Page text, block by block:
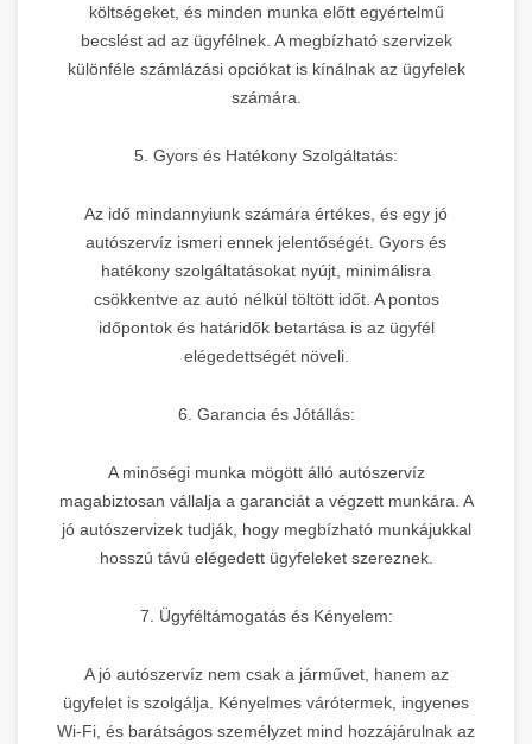
költségeket, és minden munka előtt egyértelmű
becslést ad az ügyfélnek. A megbízható szervizek
különféle számlázási opciókat is kínálnak az ügyfelek
számára.
5. Gyors és Hatékony Szolgáltatás:
Az idő mindannyiunk számára értékes, és egy jó
autószervíz ismeri ennek jelentőségét. Gyors és
hatékony szolgáltatásokat nyújt, minimálisra
csökkentve az autó nélkül töltött időt. A pontos
időpontok és határidők betartása is az ügyfél
elégedettségét növeli.
6. Garancia és Jótállás:
A minőségi munka mögött álló autószervíz
magabiztosan vállalja a garanciát a végzett munkára. A
jó autószervizek tudják, hogy megbízható munkájukkal
hosszú távú elégedett ügyfeleket szereznek.
7. Ügyféltámogatás és Kényelem:
A jó autószervíz nem csak a járművet, hanem az
ügyfelet is szolgálja. Kényelmes várótermek, ingyenes
Wi-Fi, és barátságos személyzet mind hozzájárulnak az